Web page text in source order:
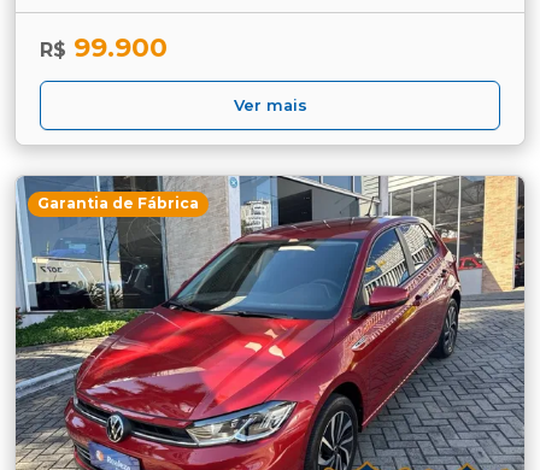
R$ 99.900
Ver mais
Garantia de Fábrica